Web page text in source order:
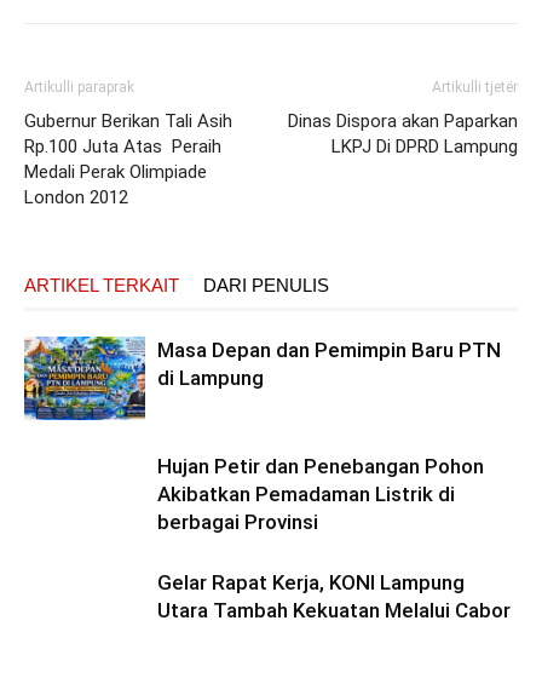
Artikulli paraprak
Gubernur Berikan Tali Asih
Rp.100 Juta Atas Peraih
Medali Perak Olimpiade
London 2012
Artikulli tjetër
Dinas Dispora akan Paparkan
LKPJ Di DPRD Lampung
ARTIKEL TERKAIT DARI PENULIS
Masa Depan dan Pemimpin Baru PTN
di Lampung
Hujan Petir dan Penebangan Pohon
Akibatkan Pemadaman Listrik di
berbagai Provinsi
Gelar Rapat Kerja, KONI Lampung
Utara Tambah Kekuatan Melalui Cabor